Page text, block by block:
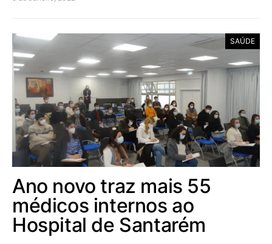
SAÚDE
Ano novo traz mais 55
médicos internos ao
Hospital de Santarém